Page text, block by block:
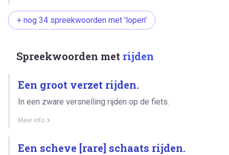
+ nog 34 spreekwoorden met 'lopen'
Spreekwoorden met rijden
Een groot verzet rijden.
In een zware versnelling rijden op de fiets.
Meer info
Een scheve [rare] schaats rijden.